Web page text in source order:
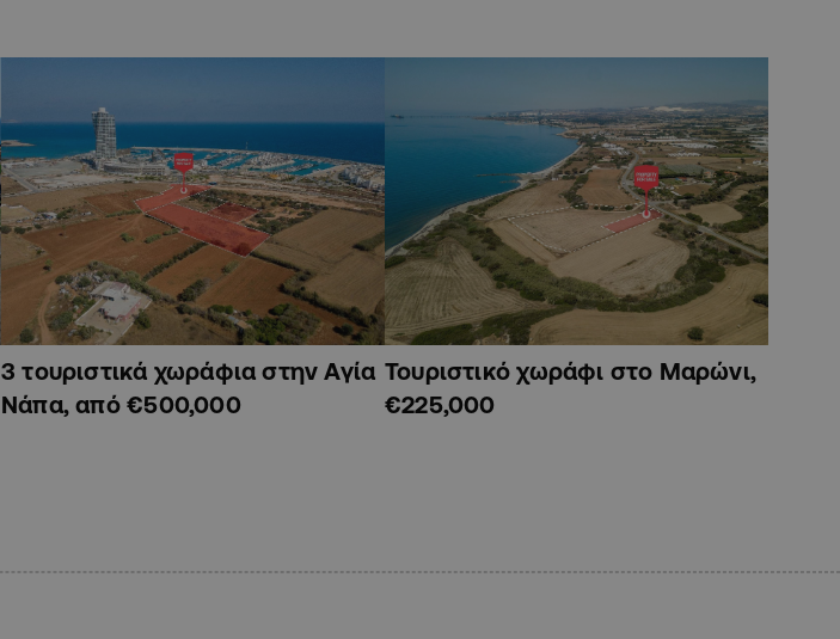
3 τουριστικά χωράφια στην Αγία
Νάπα, από €500,000
Τουριστικό χωράφι στο Μαρώνι,
€225,000